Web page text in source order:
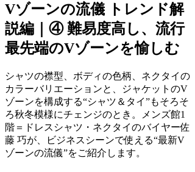
Vゾーンの流儀 トレンド解
説編｜④ 難易度高し、流行
最先端のVゾーンを愉しむ
シャツの襟型、ボディの色柄、ネクタイの
カラーバリエーションと、ジャケットのV
ゾーンを構成する“シャツ＆タイ”もそろそ
ろ秋冬模様にチェンジのとき。メンズ館1
階＝ドレスシャツ・ネクタイのバイヤー佐
藤 巧が、ビジネスシーンで使える“最新V
ゾーンの流儀”をご紹介します。